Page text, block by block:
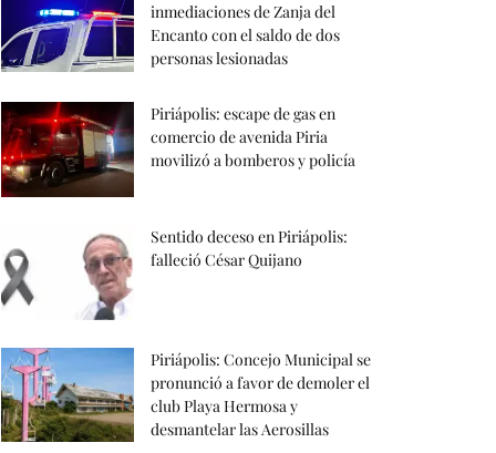
inmediaciones de Zanja del
Encanto con el saldo de dos
personas lesionadas
Piriápolis: escape de gas en
comercio de avenida Piria
movilizó a bomberos y policía
Sentido deceso en Piriápolis:
falleció César Quijano
Piriápolis: Concejo Municipal se
pronunció a favor de demoler el
club Playa Hermosa y
desmantelar las Aerosillas